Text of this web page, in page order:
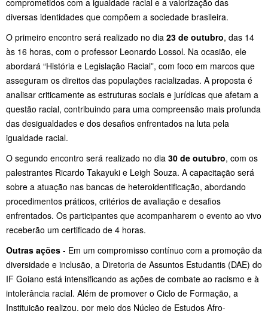
diversas identidades que compõem a sociedade brasileira.
O primeiro encontro será realizado no dia 23 de outubro, das 14
às 16 horas, com o professor Leonardo Lossol. Na ocasião, ele
abordará “História e Legislação Racial”, com foco em marcos que
asseguram os direitos das populações racializadas. A proposta é
analisar criticamente as estruturas sociais e jurídicas que afetam a
questão racial, contribuindo para uma compreensão mais profunda
das desigualdades e dos desafios enfrentados na luta pela
igualdade racial.
O segundo encontro será realizado no dia 30 de outubro, com os
palestrantes Ricardo Takayuki e Leigh Souza. A capacitação será
sobre a atuação nas bancas de heteroidentificação, abordando
procedimentos práticos, critérios de avaliação e desafios
enfrentados. Os participantes que acompanharem o evento ao vivo
receberão um certificado de 4 horas.
Outras ações - Em um compromisso contínuo com a promoção da
diversidade e inclusão, a Diretoria de Assuntos Estudantis (DAE) do
IF Goiano está intensificando as ações de combate ao racismo e à
intolerância racial. Além de promover o Ciclo de Formação, a
Instituição realizou, por meio dos Núcleo de Estudos Afro-